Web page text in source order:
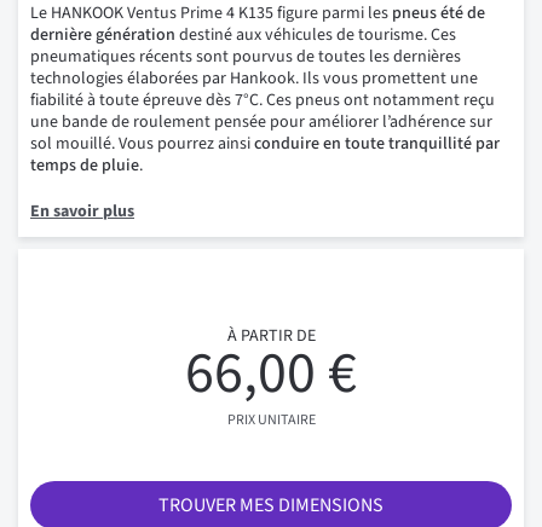
Le HANKOOK Ventus Prime 4 K135 figure parmi les pneus été de
dernière génération destiné aux véhicules de tourisme. Ces
pneumatiques récents sont pourvus de toutes les dernières
technologies élaborées par Hankook. Ils vous promettent une
fiabilité à toute épreuve dès 7°C. Ces pneus ont notamment reçu
une bande de roulement pensée pour améliorer l’adhérence sur
sol mouillé. Vous pourrez ainsiconduire en toute tranquillité par
temps de pluie.
En savoir plus
À PARTIR DE
66,00 €
PRIX UNITAIRE
TROUVER MES DIMENSIONS